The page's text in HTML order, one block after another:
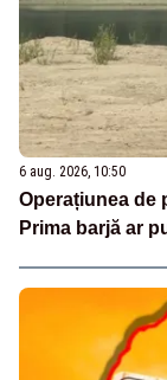
6 aug. 2026, 10:50
Operațiunea de
Prima barjă ar